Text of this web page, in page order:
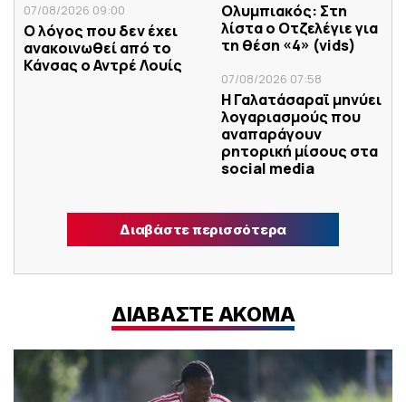
07/08/2026 09:00
Ο λόγος που δεν έχει
ανακοινωθεί από το
Κάνσας ο Αντρέ Λουίς
Ολυμπιακός: Στη
λίστα ο Οτζελέγιε για
τη θέση «4» (vids)
07/08/2026 07:58
Η Γαλατάσαραϊ μηνύει
λογαριασμούς που
αναπαράγουν
ρητορική μίσους στα
social media
Διαβάστε περισσότερα
ΔΙΑΒΑΣΤΕ ΑΚΟΜΑ